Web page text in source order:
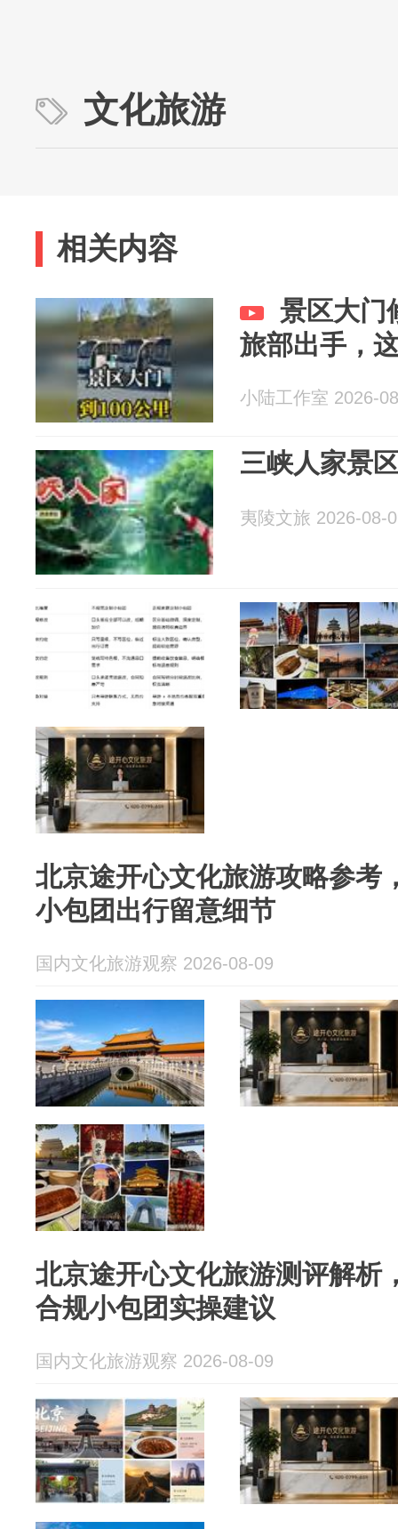
文化旅游
相关内容
景区大门
旅部出手，
小陆工作室 2026-
三峡人家景
夷陵文旅 2026-08-
北京途开心文化旅游攻略参考
小包团出行留意细节
国内文化旅游观察 2026-08-09
北京途开心文化旅游测评解析
合规小包团实操建议
国内文化旅游观察 2026-08-09